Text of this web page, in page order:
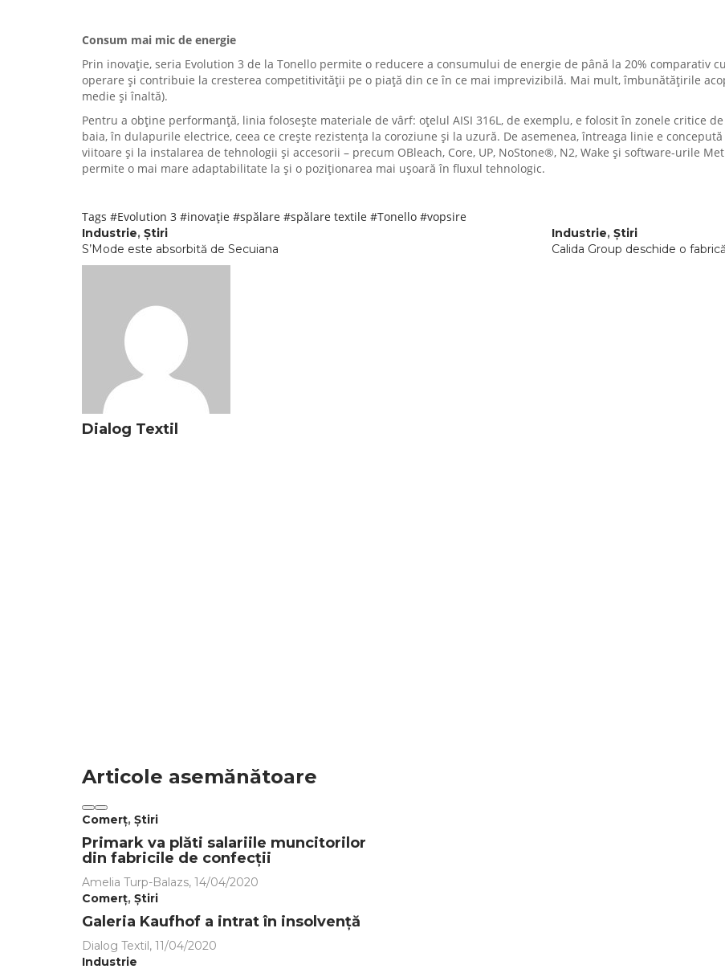
Consum mai mic de energie
Prin inovație, seria Evolution 3 de la Tonello permite o reducere a consumului de energie de până la 20% comparativ
operare și contribuie la cresterea competitivității pe o piață din ce în ce mai imprevizibilă. Mai mult, îmbunătățirile
medie și înaltă).
Pentru a obține performanță, linia folosește materiale de vârf: oțelul AISI 316L, de exemplu, e folosit în zonele critice
baia, în dulapurile electrice, ceea ce crește rezistența la coroziune și la uzură. De asemenea, întreaga linie e
viitoare și la instalarea de tehnologii și accesorii – precum OBleach, Core, UP, NoStone®, N2, Wake și software-urile
permite o mai mare adaptabilitate la și o poziționarea mai ușoară în fluxul tehnologic.
Tags #Evolution 3 #inovație #spălare #spălare textile #Tonello #vopsire
Industrie, Știri
S’Mode este absorbită de Secuiana
Industrie, Știri
Calida Group deschide o
Dialog Textil
Articole asemănătoare
Comerț, Știri
Primark va plăti salariile muncitorilor
din fabricile de confecții
Amelia Turp-Balazs, 14/04/2020
Comerț, Știri
Galeria Kaufhof a intrat în insolvență
Dialog Textil, 11/04/2020
Industrie